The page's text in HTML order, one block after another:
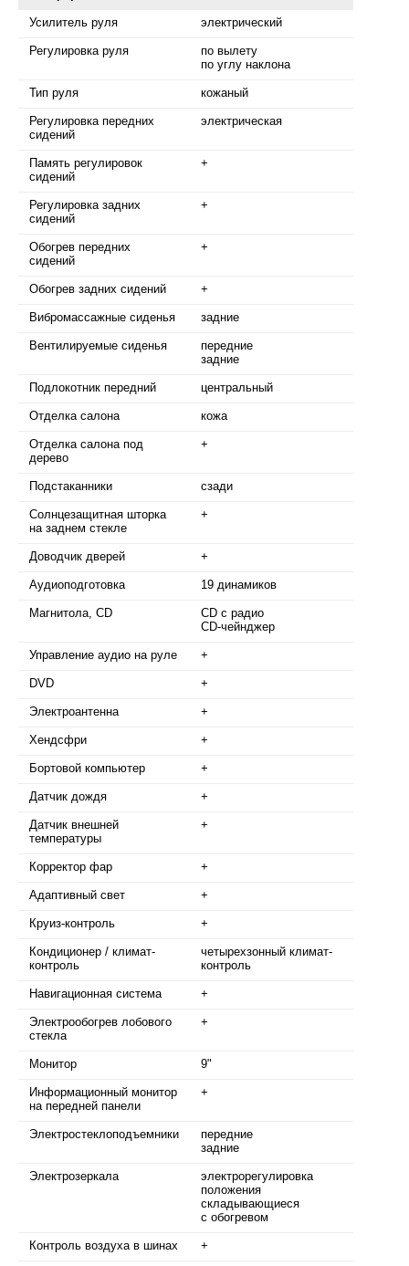
Усилитель руля электрический
Регулировка руля
по вылету
по углу наклона
Тип руля кожаный
Регулировка передних
сидений
электрическая
Память регулировок
сидений
+
Регулировка задних
сидений
+
Обогрев передних
сидений
+
Обогрев задних сидений +
Вибромассажные сиденья задние
Вентилируемые сиденья
передние
задние
Подлокотник передний центральный
Отделка салона кожа
Отделка салона под
дерево
+
Подстаканники сзади
Солнцезащитная шторка
на заднем стекле
+
Доводчик дверей +
Аудиоподготовка 19 динамиков
Магнитола, CD
CD с радио
CD-чейнджер
Управление аудио на руле +
DVD +
Электроантенна +
Хендсфри +
Бортовой компьютер +
Датчик дождя +
Датчик внешней
температуры
+
Корректор фар +
Адаптивный свет +
Круиз-контроль +
Кондиционер / климат-
контроль
четырехзонный климат-
контроль
Навигационная система +
Электрообогрев лобового
стекла
+
Монитор 9"
Информационный монитор
на передней панели
+
Электростеклоподъемники
передние
задние
Электрозеркала
электрорегулировка
положения
складывающиеся
с обогревом
Контроль воздуха в шинах +